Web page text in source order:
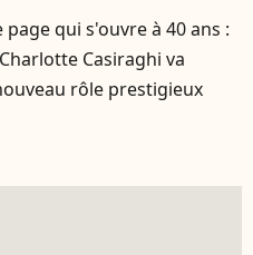
page qui s'ouvre à 40 ans :
Casiraghi va
rôle prestigieux